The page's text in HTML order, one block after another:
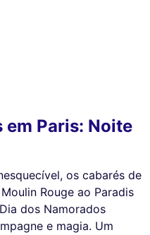
em Paris: Noite
os cabarés de
Rouge ao Paradis
dos Namorados
e magia. Um